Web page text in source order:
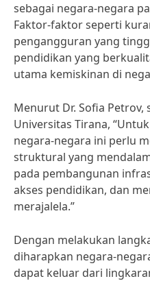
sebagai negara-negara
Faktor-faktor seperti
pengangguran yang
pendidikan yang
utama kemiskinan di
Menurut Dr. Sofia
Universitas Tirana,
negara-negara ini perlu
struktural yang
pada pembangunan
akses pendidikan, dan
merajalela.”
Dengan melakukan
diharapkan negara-
dapat keluar dari